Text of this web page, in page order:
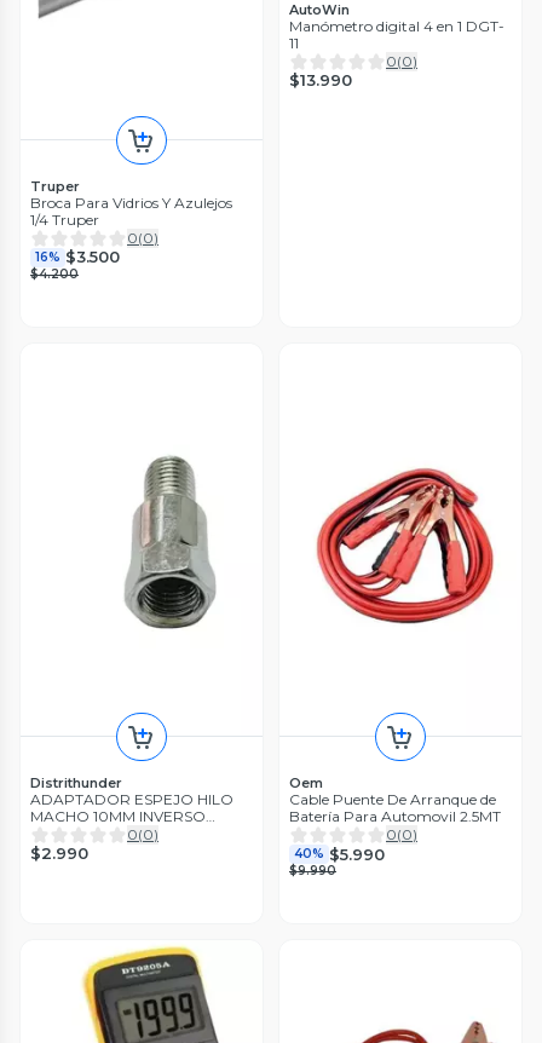
Truper
Broca Para Vidrios Y Azulejos
1/4 Truper
0(0)
16% $3.500
$4.200
AutoWin
Manómetro digital 4 en 1 DGT-
11
0(0)
$13.990
Distrithunder
ADAPTADOR ESPEJO HILO
MACHO 10MM INVERSO
HEMBRA 10MM NORMAL
0(0)
$2.990
Oem
Cable Puente De Arranque de
Batería Para Automovil 2.5MT
0(0)
40% $5.990
$9.990